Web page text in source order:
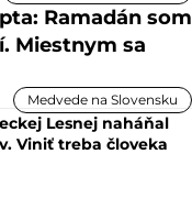
Ramadán som
Miestnym sa
Medvede na Slovensku
Lesnej naháňal
Viniť treba človeka